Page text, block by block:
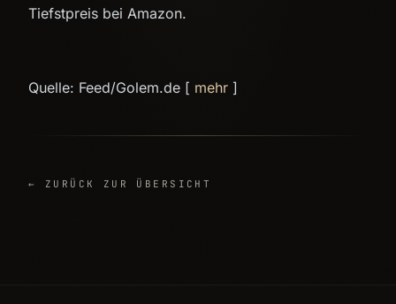
Tiefstpreis bei Amazon.
Quelle: Feed/Golem.de [ mehr ]
← ZURÜCK ZUR ÜBERSICHT